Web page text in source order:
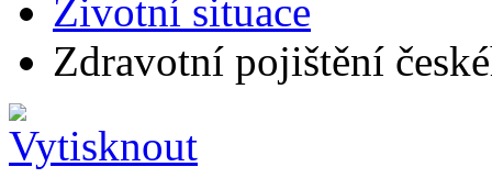
Životní situace
Zdravotní pojištění